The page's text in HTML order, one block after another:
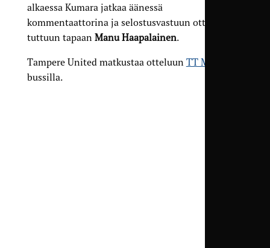
alkaessa Kumara jatkaa äänessä
kommentaattorina ja selostusvastuun ottaa
tuttuun tapaan Manu Haapalainen.
Tampere United matkustaa otteluun TT Matkojen
bussilla.